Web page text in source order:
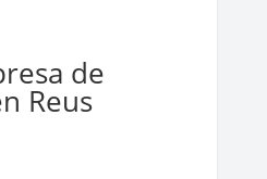
de
Reus